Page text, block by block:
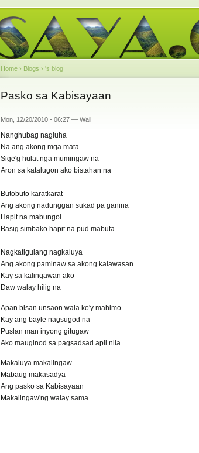
Home › Blogs › 's blog
Pasko sa Kabisayaan
Mon, 12/20/2010 - 06:27 — Wail
Nanghubag nagluha
Na ang akong mga mata
Sige'g hulat nga mumingaw na
Aron sa katalugon ako bistahan na
Butobuto karatkarat
Ang akong nadunggan sukad pa ganina
Hapit na mabungol
Basig simbako hapit na pud mabuta
Nagkatigulang nagkaluya
Ang akong paminaw sa akong kalawasan
Kay sa kalingawan ako
Daw walay hilig na
Apan bisan unsaon wala ko'y mahimo
Kay ang bayle nagsugod na
Puslan man inyong gitugaw
Ako mauginod sa pagsadsad apil nila
Makaluya makalingaw
Mabaug makasadya
Ang pasko sa Kabisayaan
Makalingaw'ng walay sama.